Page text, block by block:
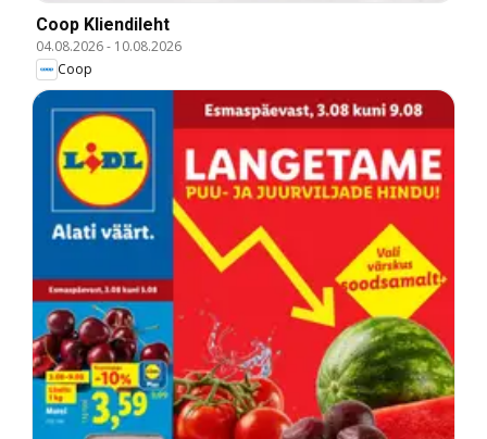
Coop Kliendileht
04.08.2026- 10.08.2026
Coop